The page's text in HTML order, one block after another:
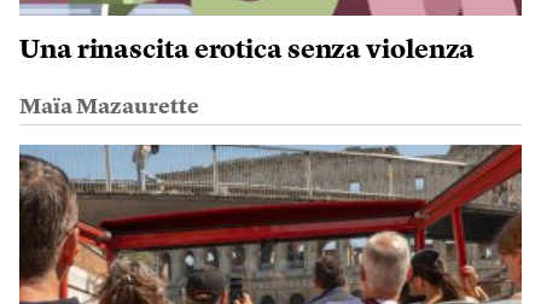
Una rinascita erotica senza violenza
Maïa Mazaurette